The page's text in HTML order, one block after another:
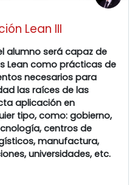
Lean III
alumno será capaz de
Lean como prácticas de
necesarios para
las raíces de las
aplicación en
tipo, como: gobierno,
centros de
manufactura,
universidades, etc.